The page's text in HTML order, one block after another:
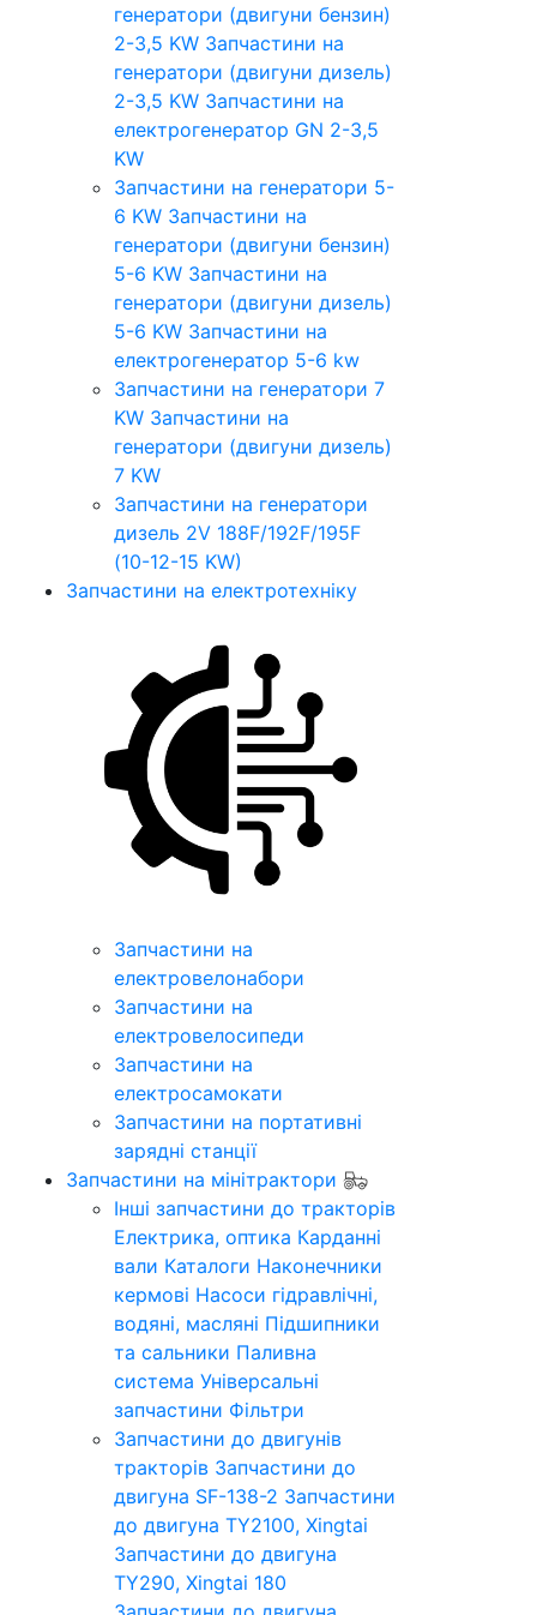
генератори (двигуни бензин)
2-3,5 KW Запчастини на
генератори (двигуни дизель)
2-3,5 KW Запчастини на
електрогенератор GN 2-3,5
KW
Запчастини на генератори 5-
6 KW Запчастини на
генератори (двигуни бензин)
5-6 KW Запчастини на
генератори (двигуни дизель)
5-6 KW Запчастини на
електрогенератор 5-6 kw
Запчастини на генератори 7
KW Запчастини на
генератори (двигуни дизель)
7 KW
Запчастини на генератори
дизель 2V 188F/192F/195F
(10-12-15 KW)
Запчастини на електротехніку
Запчастини на
електровелонабори
Запчастини на
електровелосипеди
Запчастини на
електросамокати
Запчастини на портативні
зарядні станції
Запчастини на мінітрактори
Інші запчастини до тракторів
Електрика, оптика Карданні
вали Каталоги Наконечники
кермові Насоси гідравлічні,
водяні, масляні Підшипники
та сальники Паливна
система Універсальні
запчастини Фільтри
Запчастини до двигунів
тракторів Запчастини до
двигуна SF-138-2 Запчастини
до двигуна TY2100, Xingtai
Запчастини до двигуна
TY290, Xingtai 180